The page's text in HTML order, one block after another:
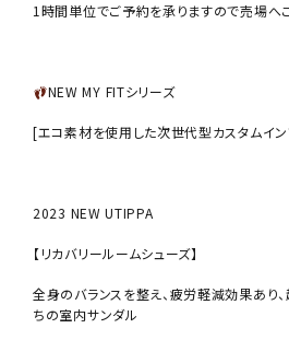
1時間単位でご予約を承りますので売場へ
NEW MY FITシリーズ
[エコ素材を使用した次世代型カスタムイ
2023 NEW UTIPPA
【リカバリールームシューズ】
全身のバランスを整え、疲労軽減効果あり
ちの室内サンダル